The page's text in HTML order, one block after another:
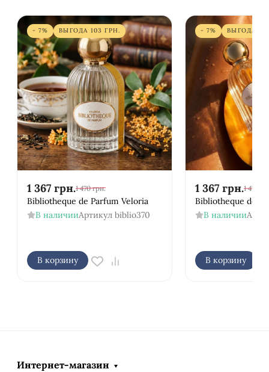
- 7% ВЫГОДА 103 ГРН.
1 367 грн.1 470 грн.
Bibliotheque de Parfum Veloria
В наличииАртикул biblio370
В корзину
- 7% ВЫГОДА
1 367 грн.1 470
Bibliotheque de
В наличии
В корзину
Интернет-магазин